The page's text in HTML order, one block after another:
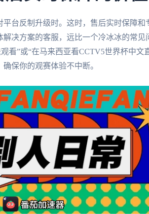
台反制升级时。这时，售后实时保障和
决方案的客服，远比一个冷冰冰的常见
看”或“在马来西亚看CCTV5世界杯中文
保你的观赛体验不中断。